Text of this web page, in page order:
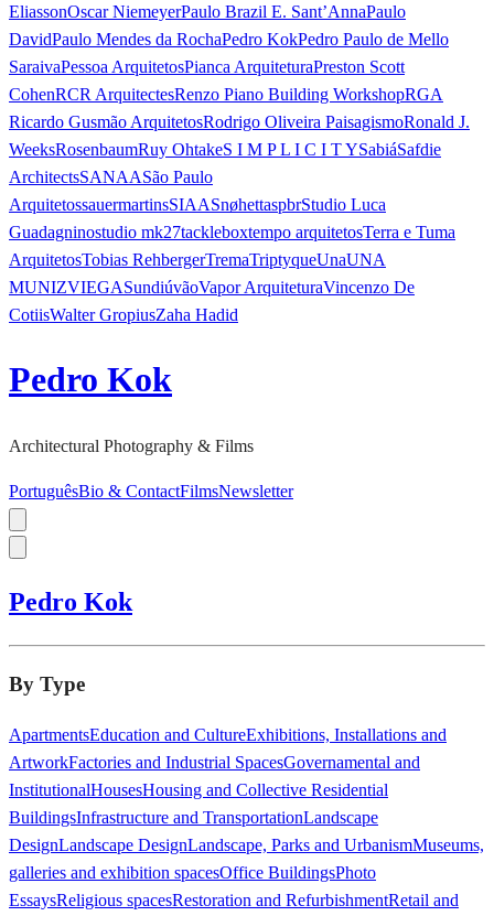
EliassonOscar NiemeyerPaulo Brazil E. Sant’AnnaPaulo
DavidPaulo Mendes da RochaPedro KokPedro Paulo de Mello
SaraivaPessoa ArquitetosPianca ArquiteturaPreston Scott
CohenRCR ArquitectesRenzo Piano Building WorkshopRGA
Ricardo Gusmão ArquitetosRodrigo Oliveira PaisagismoRonald J.
WeeksRosenbaumRuy OhtakeS I M P L I C I T YSabiáSafdie
ArchitectsSANAASão Paulo
ArquitetossauermartinsSIAASnøhettaspbrStudio Luca
Guadagninostudio mk27tackleboxtempo arquitetosTerra e Tuma
ArquitetosTobias RehbergerTremaTriptyqueUnaUNA
MUNIZVIEGASundiúvãoVapor ArquiteturaVincenzo De
CotiisWalter GropiusZaha Hadid
Pedro Kok
Architectural Photography & Films
PortuguêsBio & ContactFilmsNewsletter
Pedro Kok
By Type
ApartmentsEducation and CultureExhibitions, Installations and
ArtworkFactories and Industrial SpacesGovernamental and
InstitutionalHousesHousing and Collective Residential
BuildingsInfrastructure and TransportationLandscape
DesignLandscape DesignLandscape, Parks and UrbanismMuseums,
galleries and exhibition spacesOffice BuildingsPhoto
EssaysReligious spacesRestoration and RefurbishmentRetail and